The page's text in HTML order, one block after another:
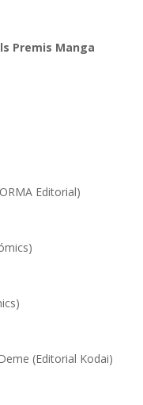
Premis Manga
Editorial)
(Editorial Kodai)